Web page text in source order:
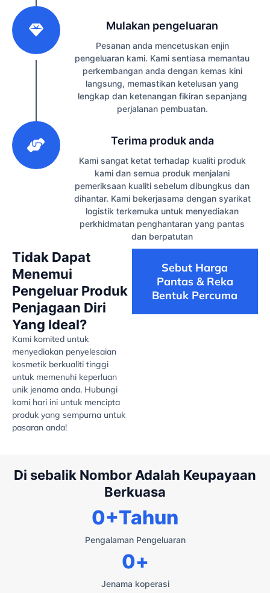
Mulakan pengeluaran
Pesanan anda mencetuskan enjin
pengeluaran kami. Kami sentiasa memantau
perkembangan anda dengan kemas kini
langsung, memastikan ketelusan yang
lengkap dan ketenangan fikiran sepanjang
perjalanan pembuatan.
Terima produk anda
Kami sangat ketat terhadap kualiti produk
kami dan semua produk menjalani
pemeriksaan kualiti sebelum dibungkus dan
dihantar. Kami bekerjasama dengan syarikat
logistik terkemuka untuk menyediakan
perkhidmatan penghantaran yang pantas
dan berpatutan
Tidak Dapat
Menemui
Pengeluar Produk
Penjagaan Diri
Yang Ideal?
Kami komited untuk
menyediakan penyelesaian
kosmetik berkualiti tinggi
untuk memenuhi keperluan
unik jenama anda. Hubungi
kami hari ini untuk mencipta
produk yang sempurna untuk
pasaran anda!
Sebut Harga
Pantas & Reka
Bentuk Percuma
Di sebalik Nombor Adalah Keupayaan
Berkuasa
Pengalaman Pengeluaran
0+Tahun
Jenama koperasi
0+